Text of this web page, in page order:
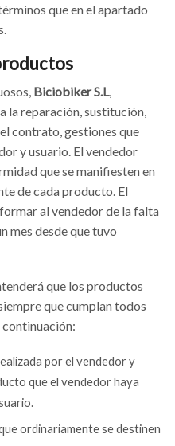
que en el apartado
Biciobiker S.L,
la reparación, sustitución,
contrato, gestiones que
y usuario. El vendedor
que se manifiesten en
de cada producto. El
al vendedor de la falta
mes desde que tuvo
que los productos
que cumplan todos
continuación:
por el vendedor y
que el vendedor haya
ordinariamente se destinen